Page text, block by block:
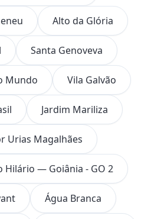
Alto da Glória
Santa Genoveva
Mundo Vila Galvão
Jardim Mariliza
Urias Magalhães
Hilário — Goiânia - GO 2
Água Branca